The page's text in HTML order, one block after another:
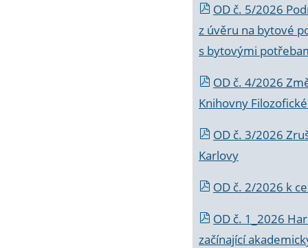
OD č. 5/2026
z úvěru na bytové
s bytovými
OD č. 4/2026
Knihovny
OD č. 3/2026
Karlovy
OD č. 2/2026 k
OD č. 1_2026
začínající